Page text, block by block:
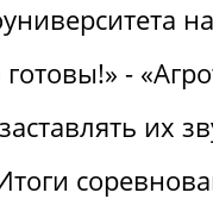
-
их